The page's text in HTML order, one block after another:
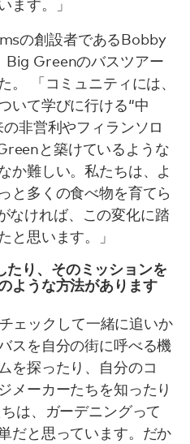
ます。」
の創設者であるBobby
Greenのバスツアー
。 「コミュニティには、
いて学びに行ける“中
非営利やフィランソロ
と築けているような
か難しい。私たちは、よ
と多くの食べ物を育てら
なければ、この変化に踏
と思います。」
り、そのミッションを
ような方法があります
ェックして一緒に追いか
スを自分の街に呼べる機
を探ったり、自分のコ
メーカーたちを知ったり
は、ガーデニングって
だと思っています。だか